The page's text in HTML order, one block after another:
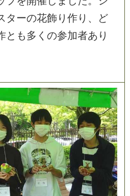
ターの花飾 り 作り 、
ど
と も多 く の参加者あ り